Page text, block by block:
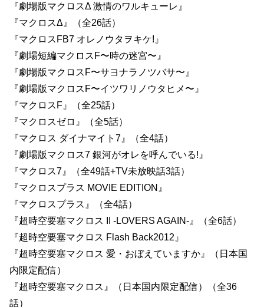
『劇場版マクロスΔ 激情のワルキューレ』
『マクロスΔ』（全26話）
『マクロスFB7 オレノウタヲキケ!』
『劇場短編マクロスF〜時の迷宮〜』
『劇場版マクロスF〜サヨナラノツバサ〜』
『劇場版マクロスF〜イツワリノウタヒメ〜』
『マクロスF』（全25話）
『マクロスゼロ』（全5話）
『マクロス ダイナマイト7』（全4話）
『劇場版マクロス7 銀河がオレを呼んでいる!』
『マクロス7』（全49話+TV未放映話3話）
『マクロスプラス MOVIE EDITION』
『マクロスプラス』（全4話）
『超時空要塞マクロス II -LOVERS AGAIN-』（全6話）
『超時空要塞マクロス Flash Back2012』
『超時空要塞マクロス 愛・おぼえていますか』（日本国
内限定配信）
『超時空要塞マクロス』（日本国内限定配信）（全36
話）